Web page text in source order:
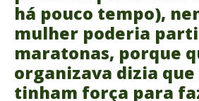
há pouco tempo),
mulher poderia
maratonas, porque
organizava dizia que
tinham força para